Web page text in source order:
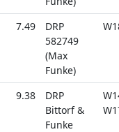
7.49
DRP
582749
(Max
Funke)
9.38
DRP
Bittorf &
Funke